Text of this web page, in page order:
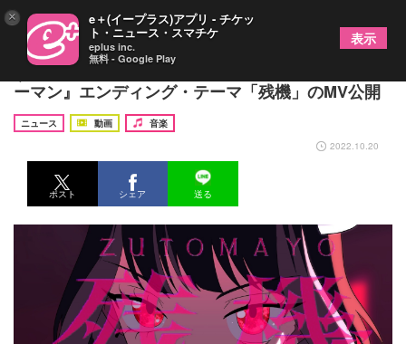
ずっと真夜中でいいのに。 TVアニメ『チェンソ
ーマン』エンディング・テーマ「残機」のMV公開
ニュース 動画
音楽
2022.10.20
ポスト シェア 送る
× e＋(イープラス)アプリ - チケッ
ト・ニュース・スマチケ
eplus inc.
無料 - Google Play
表示